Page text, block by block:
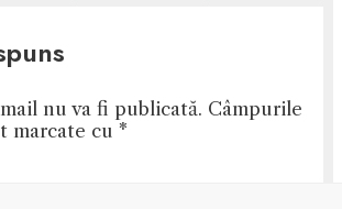
nu va fi publicată. Câmpurile
marcate cu *